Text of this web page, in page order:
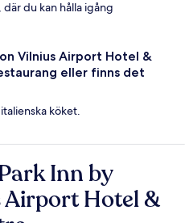
du kan hålla igång
Vilnius Airport Hotel &
eller finns det
köket.
Inn by
Airport Hotel &